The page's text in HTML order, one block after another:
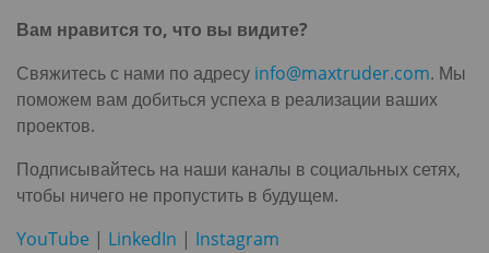
Вам нравится то, что вы видите?
Свяжитесь с нами по адресу info@maxtruder.com. Мы
поможем вам добиться успеха в реализации ваших
проектов.
Подписывайтесь на наши каналы в социальных сетях,
чтобы ничего не пропустить в будущем.
YouTube | LinkedIn | Instagram